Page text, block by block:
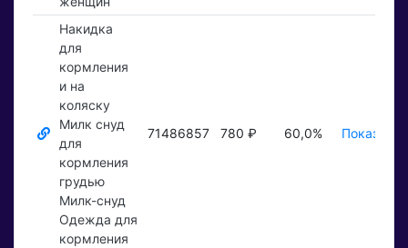
Накидка
для
кормления
и на
коляску
Милк снуд
для
кормления
грудью
Милк-снуд
Одежда для
кормления
71486857 780 ₽ 60,0% Показать